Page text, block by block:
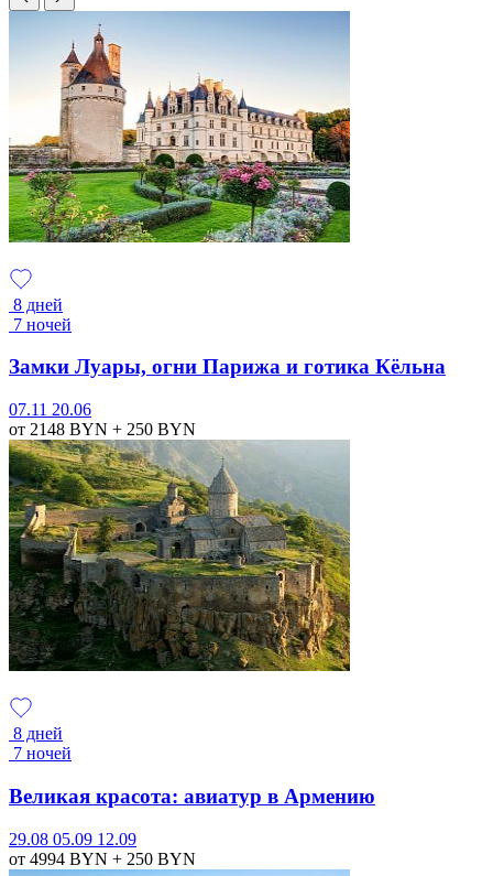
8 дней
7 ночей
Замки Луары, огни Парижа и готика Кёльна
07.11 20.06
от 2148 BYN + 250 BYN
8 дней
7 ночей
Великая красота: авиатур в Армению
29.08 05.09 12.09
от 4994 BYN + 250 BYN